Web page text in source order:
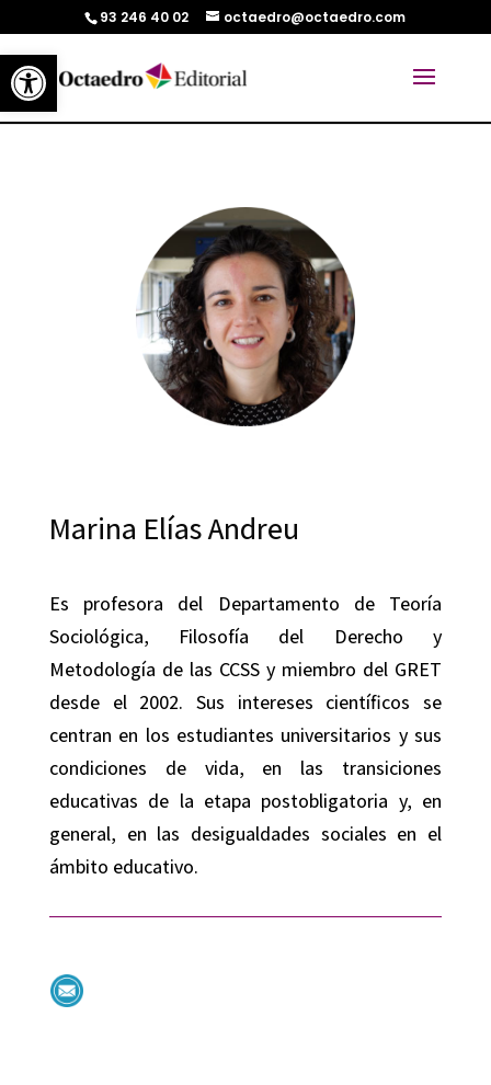
Abrir barra de herramientas
93 246 40 02 octaedro@octaedro.com
Marina Elías Andreu
Es profesora del Departamento de Teoría
Sociológica, Filosofía del Derecho y
Metodología de las CCSS y miembro del GRET
desde el 2002. Sus intereses científicos se
centran en los estudiantes universitarios y sus
condiciones de vida, en las transiciones
educativas de la etapa postobligatoria y, en
general, en las desigualdades sociales en el
ámbito educativo.